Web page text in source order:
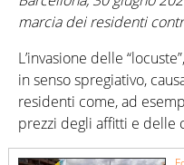
marcia dei residenti
L’invasione delle
in senso spregiativo,
residenti come, ad
prezzi degli affitti e